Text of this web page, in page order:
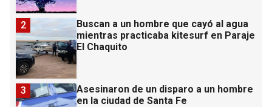
Buscan a un hombre que cayó al agua
mientras practicaba kitesurf en Paraje
El Chaquito
2
Asesinaron de un disparo a un hombre
en la ciudad de Santa Fe
3